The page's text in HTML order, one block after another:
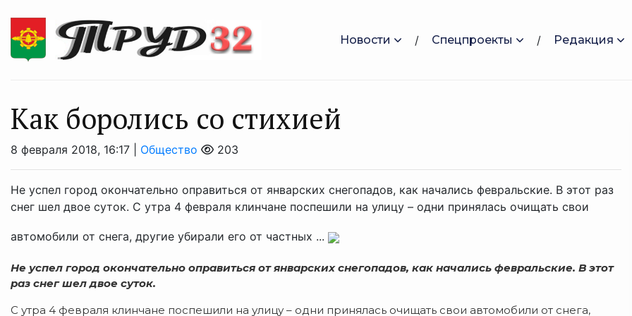
Новости Спецпроекты Редакция
Как боролись со стихией
8 февраля 2018, 16:17 | Общество 203
Не успел город окончательно оправиться от январских снегопадов, как начались февральские. В этот раз
снег шел двое суток. С утра 4 февраля клинчане поспешили на улицу – одни принялась очищать свои
автомобили от снега, другие убирали его от частных ...
Не успел город окончательно оправиться от январских снегопадов, как начались февральские. В этот
раз снег шел двое суток.
С утра 4 февраля клинчане поспешили на улицу – одни принялась очищать свои автомобили от снега,